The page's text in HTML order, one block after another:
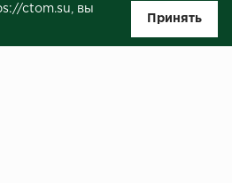
ctom.su, вы
Принять